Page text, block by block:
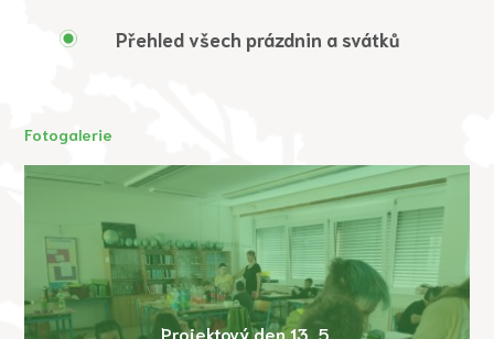
Přehled všech prázdnin a svátků
Fotogalerie
Projektový den 13. 5.